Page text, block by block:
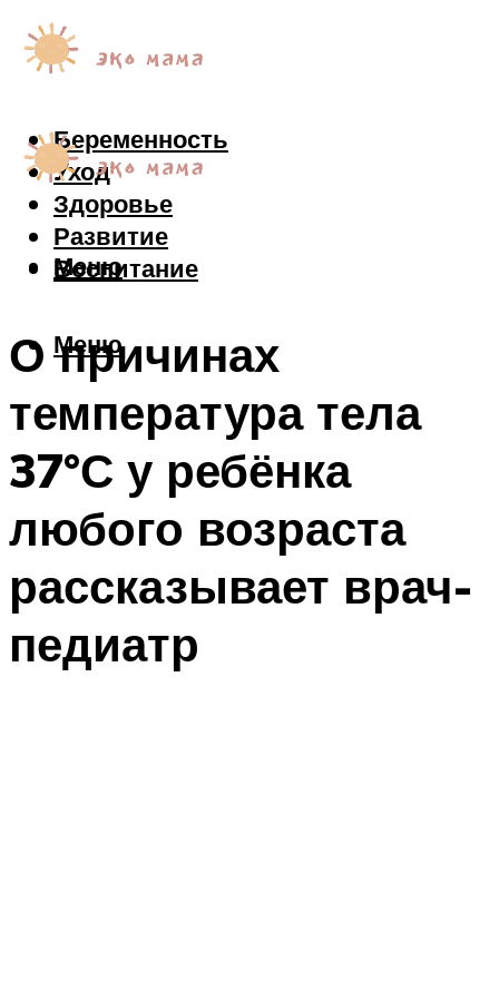
Беременность
Уход
Здоровье
Развитие
Воспитание
Меню
Меню
О причинах
температура тела
37°С у ребёнка
любого возраста
рассказывает врач-
педиатр